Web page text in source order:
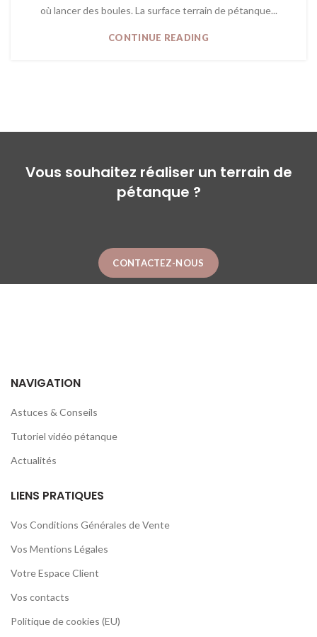
où lancer des boules. La surface terrain de pétanque...
CONTINUE READING
Vous souhaitez réaliser un terrain de
pétanque ?
CONTACTEZ-NOUS
NAVIGATION
Astuces & Conseils
Tutoriel vidéo pétanque
Actualités
LIENS PRATIQUES
Vos Conditions Générales de Vente
Vos Mentions Légales
Votre Espace Client
Vos contacts
Politique de cookies (EU)